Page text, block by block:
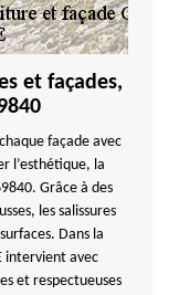
et façades,
façade avec
l’esthétique, la
Grâce à des
les salissures
Dans la
intervient avec
et respectueuses